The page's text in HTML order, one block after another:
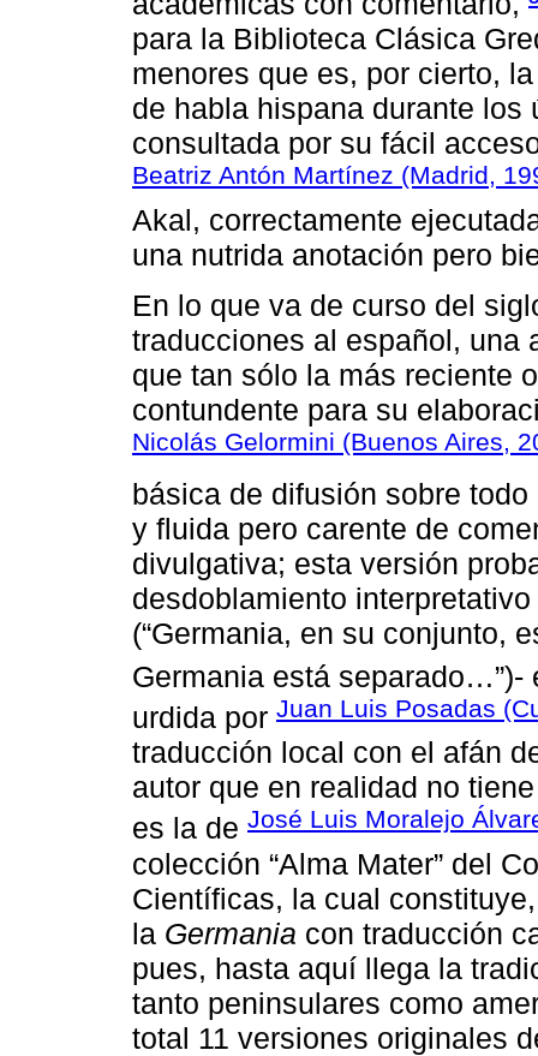
para la Biblioteca Clásica
menores que es, por cierto,
de habla hispana durante los
consultada por su fácil
Beatriz Antón Martínez (Madrid,
Akal, correctamente
una nutrida anotación pero
En lo que va de curso del
traducciones al español, una
que tan sólo la más reciente
contundente para su
Nicolás Gelormini (Buenos Aires,
básica de difusión sobre
y fluida pero carente de
divul­gativa; esta versión
desdoblamiento
(“Germania, en su conjunto,
Germania está separado…”)-
urdida por Juan Luis Posadas
traducción local con el afán
autor que en realidad no
es la de José Luis Moralejo
colección “Alma Mater” del
Científicas, la cual
la Germania con traducción
pues, hasta aquí llega la
tanto peninsulares como
total 11 versiones originales